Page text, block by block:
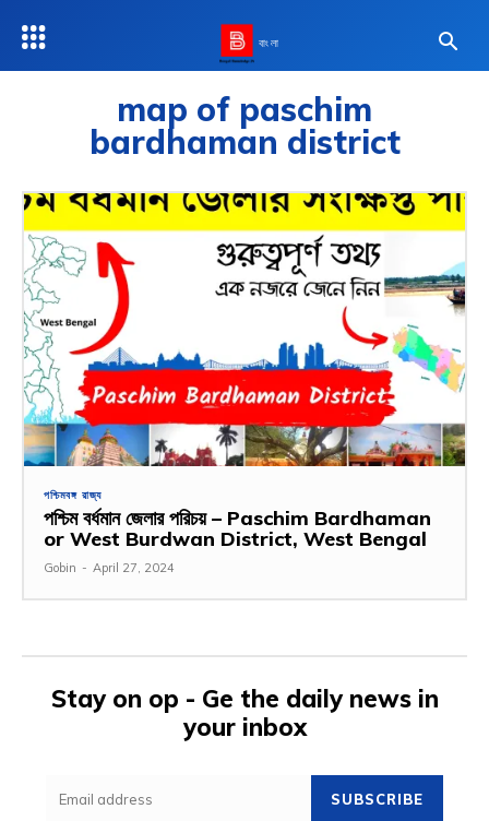
বাংলা
map of paschim
bardhaman district
পশ্চিমবঙ্গ রাজ্য
পশ্চিম বর্ধমান জেলার পরিচয় – Paschim Bardhaman
or West Burdwan District, West Bengal
Gobin - April 27, 2024
Stay on op - Ge the daily news in
your inbox
SUBSCRIBE